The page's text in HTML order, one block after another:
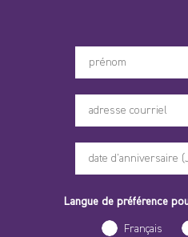
Langue de préférence
Français